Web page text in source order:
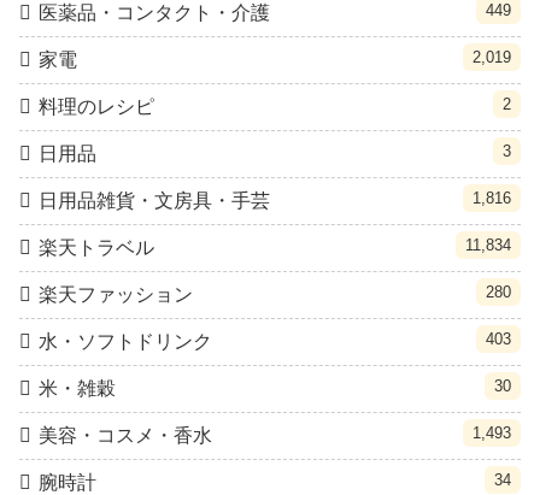
医薬品・コンタクト・介護 449
家電 2,019
料理のレシピ 2
日用品 3
日用品雑貨・文房具・手芸 1,816
楽天トラベル 11,834
楽天ファッション 280
水・ソフトドリンク 403
米・雑穀 30
美容・コスメ・香水 1,493
腕時計 34